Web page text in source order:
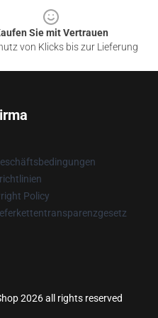
Sie mit Vertrauen
von Klicks bis zur Lieferung
Policy
2026 all rights reserved